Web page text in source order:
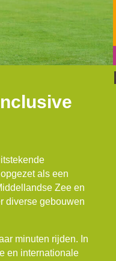
als een
Zee en
diverse gebouwen
minuten rijden. In
en internationale